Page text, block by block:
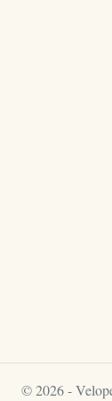
© 2026 -